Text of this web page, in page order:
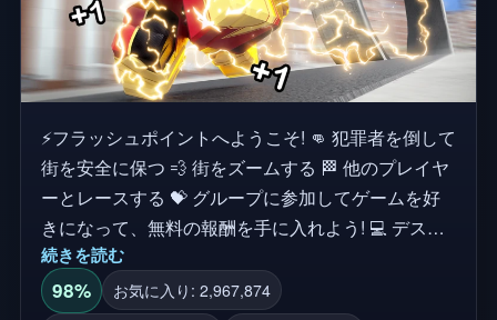
⚡フラッシュポイントへようこそ! 👊 犯罪者を倒して
街を安全に保つ 💨 街をズームする 🏁 他のプレイヤ
ーとレースする 💝 グループに参加してゲームを好
きになって、無料の報酬を手に入れよう! 💻 デスク
トップ、モバイル、タブレット、コンソールで利用
可能!
続きを読む
98%
お気に入り: 2,967,874